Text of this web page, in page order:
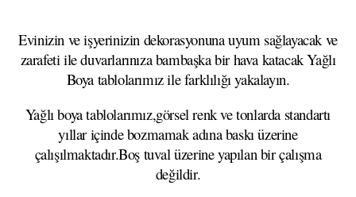
Evinizin ve işyerinizin dekorasyonuna uyum sağlayacak ve
zarafeti ile duvarlarınıza bambaşka bir hava katacak Yağlı
Boya tablolarımız ile farklılığı yakalayın.
Yağlı boya tablolarımız,görsel renk ve tonlarda standartı
yıllar içinde bozmamak adına baskı üzerine
çalışılmaktadır.Boş tuval üzerine yapılan bir çalışma
değildir.